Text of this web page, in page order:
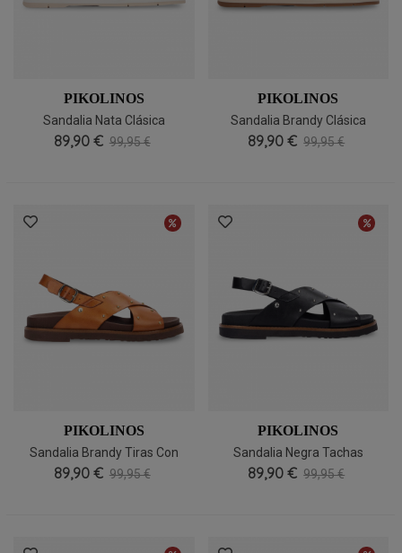
PIKOLINOS
Sandalia Nata Clásica
Cómoda Pikolinos Roquetas
89,90 € 99,95 €
PIKOLINOS
Sandalia Brandy Clásica
Cómoda Pikolinos Roquetas
89,90 € 99,95 €
PIKOLINOS
Sandalia Brandy Tiras Con
Tachas Pikolinos Aitana W7Z-
89,90 € 99,95 €
PIKOLINOS
Sandalia Negra Tachas
Elegante Pikolinos Aitana
89,90 € 99,95 €